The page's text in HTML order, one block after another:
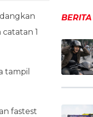
1
tampil
fastest